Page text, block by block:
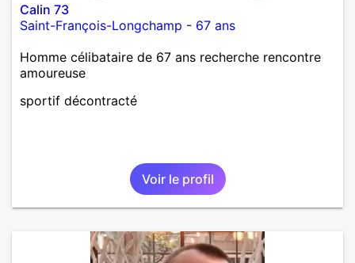
Calin 73
Saint-François-Longchamp - 67 ans
Homme célibataire de 67 ans recherche rencontre
amoureuse
sportif décontracté
Voir le profil